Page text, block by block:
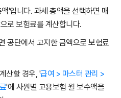
'입니다. 과세 총액을 선택하면 매
로 보험료를 계산합니다.
공단에서 고지한 금액으로 보험료
산할 경우, '급여 > 마스터 관리 >
'에 사원별 고용보험 월 보수액을